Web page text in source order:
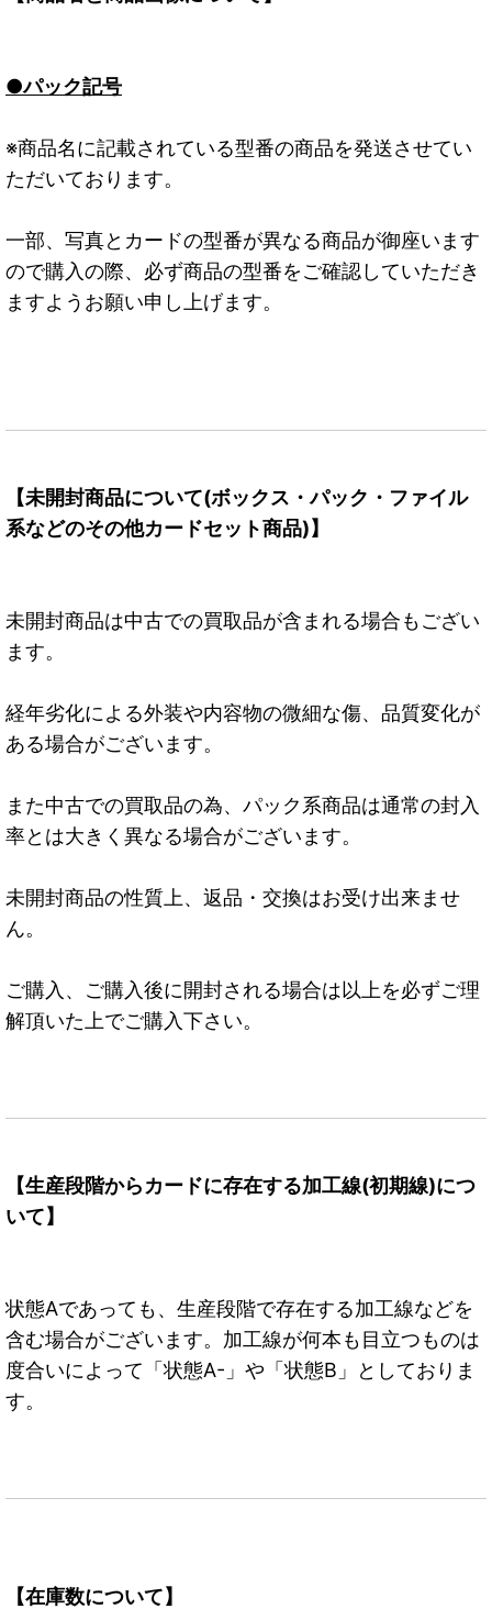
●パック記号
※商品名に記載されている型番の商品を発送させてい
ただいております。
一部、写真とカードの型番が異なる商品が御座います
ので購入の際、必ず商品の型番をご確認していただき
ますようお願い申し上げます。
【未開封商品について(ボックス・パック・ファイル
系などのその他カードセット商品)】
未開封商品は中古での買取品が含まれる場合もござい
ます。
経年劣化による外装や内容物の微細な傷、品質変化が
ある場合がございます。
また中古での買取品の為、パック系商品は通常の封入
率とは大きく異なる場合がございます。
未開封商品の性質上、返品・交換はお受け出来ませ
ん。
ご購入、ご購入後に開封される場合は以上を必ずご理
解頂いた上でご購入下さい。
【生産段階からカードに存在する加工線(初期線)につ
いて】
状態Aであっても、生産段階で存在する加工線などを
含む場合がございます。加工線が何本も目立つものは
度合いによって「状態A-」や「状態B」としておりま
す。
【在庫数について】